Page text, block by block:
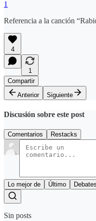
1
Referencia a la canción
4
1
Compartir
Anterior
Siguiente
Discusión sobre este post
Comentarios Restacks
Lo mejor de Último Debates
Sin posts